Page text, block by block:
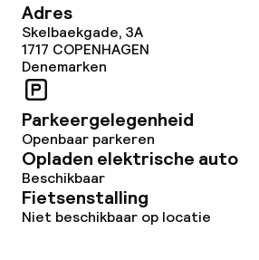
Adres
Skelbaekgade, 3A
1717 COPENHAGEN
Denemarken
Parkeergelegenheid
Openbaar parkeren
Opladen elektrische auto
Beschikbaar
Fietsenstalling
Niet beschikbaar op locatie